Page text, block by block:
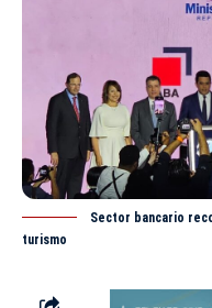
Sector bancario
turismo